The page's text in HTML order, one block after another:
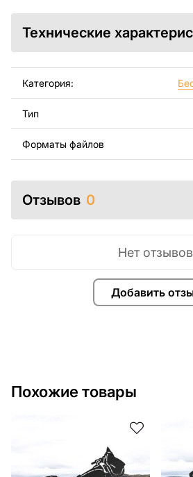
программ AutoCAD, Inkscape,
Illustrator, SolidWorks или другого
обеспечения для векторных
для резки, вы сможете
современного дизайна и
проектом.
Вы можете использовать файлы
готовых изделий как для личного,
этих оригинальных или
За дополнительную плату мы
с нами.
свяжитесь с нами в любое
Технические
Категория:
Тип
Форматы файлов
Отзывов 0
Добавить
Нет отзывов
Похожие товары